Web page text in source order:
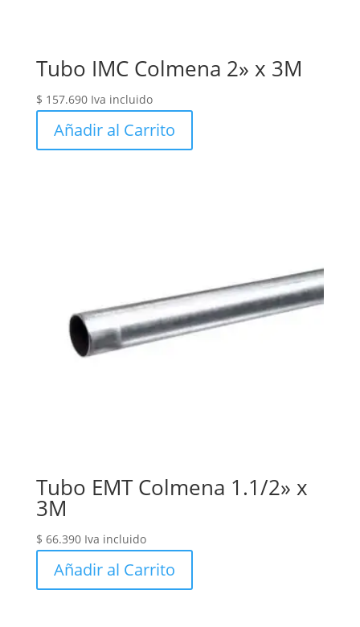
Tubo IMC Colmena 2» x 3M
$ 157.690 Iva incluido
Añadir al Carrito
Tubo EMT Colmena 1.1/2» x
3M
$ 66.390 Iva incluido
Añadir al Carrito